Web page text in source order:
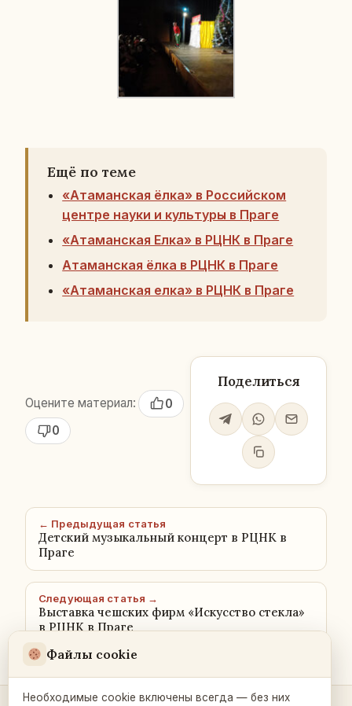
Ещё по теме
«Атаманская ёлка» в Российском
центре науки и культуры в Праге
«Атаманская Елка» в РЦНК в Праге
Атаманская ёлка в РЦНК в Праге
«Атаманская елка» в РЦНК в Праге
Оцените материал:
0
0
Поделиться
← Предыдущая статья
Детский музыкальный концерт в РЦНК в
Праге
Следующая статья →
Выставка чешских фирм «Искусство стекла»
в РЦНК в Праге
Файлы cookie
Необходимые cookie включены всегда — без них